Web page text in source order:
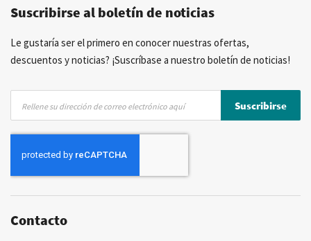
Asesoramiento personal
Más de 40 años de experiencia
Posibilidad de crear marca privada
Suscribirse al boletín de noticias
Le gustaría ser el primero en conocer nuestras ofertas,
descuentos y noticias? ¡Suscríbase a nuestro boletín de noticias!
nuestro
boletín
Suscribirse
Contacto